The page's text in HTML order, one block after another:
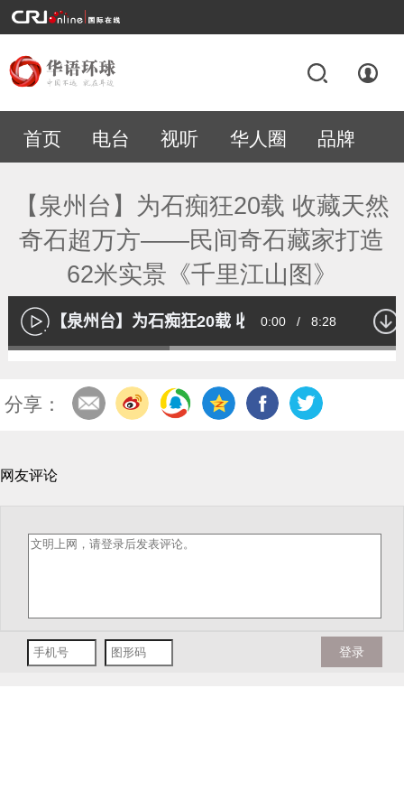
首页 电台 视听 华人圈 品牌
专题
【泉州台】为石痴狂20载 收藏天然
奇石超万方——民间奇石藏家打造
62米实景《千里江山图》
播
放
【泉州台】为石痴狂20载 收藏天然奇石超万
Current
0:00 / Duration
8:28
Loaded:
分享：
网友评论
登录